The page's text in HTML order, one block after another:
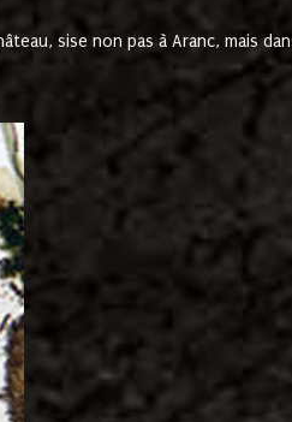
sise non pas à Aranc, mais